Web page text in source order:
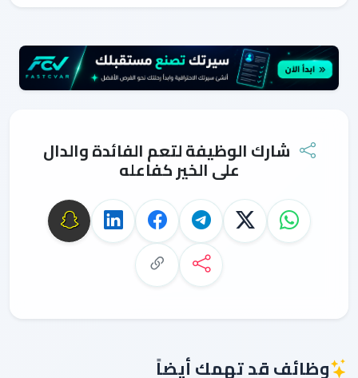
شارك الوظيفة لتعم الفائدة والدال
على الخير كفاعله
وظائف قد تهمك أيضاً